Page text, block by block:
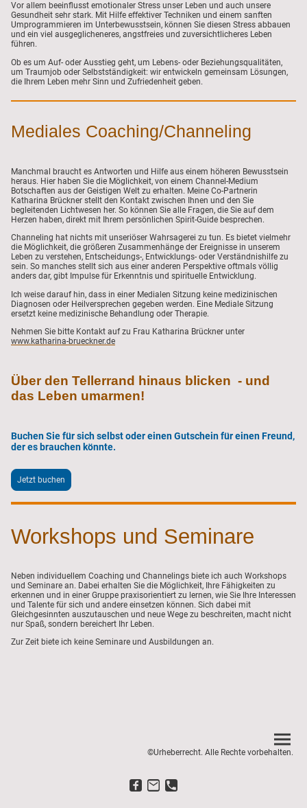
Vor allem beeinflusst emotionaler Stress unser Leben und auch unsere
Gesundheit sehr stark. Mit Hilfe effektiver Techniken und einem sanften
Umprogrammieren im Unterbewusstsein, können Sie diesen Stress abbauen
und ein viel ausgeglicheneres, angstfreies und zuversichtlicheres Leben
führen.
Ob es um Auf- oder Ausstieg geht, um Lebens- oder Beziehungsqualitäten,
um Traumjob oder Selbstständigkeit: wir entwickeln gemeinsam Lösungen,
die Ihrem Leben mehr Sinn und Zufriedenheit geben.
Mediales Coaching/Channeling
Manchmal braucht es Antworten und Hilfe aus einem höheren Bewusstsein
heraus. Hier haben Sie die Möglichkeit, von einem Channel-Medium
Botschaften aus der Geistigen Welt zu erhalten. Meine Co-Partnerin
Katharina Brückner stellt den Kontakt zwischen Ihnen und den Sie
begleitenden Lichtwesen her. So können Sie alle Fragen, die Sie auf dem
Herzen haben, direkt mit Ihrem persönlichen Spirit-Guide besprechen.
Channeling hat nichts mit unseriöser Wahrsagerei zu tun. Es bietet vielmehr
die Möglichkeit, die größeren Zusammenhänge der Ereignisse in unserem
Leben zu verstehen, Entscheidungs-, Entwicklungs- oder Verständnishilfe zu
sein. So manches stellt sich aus einer anderen Perspektive oftmals völlig
anders dar, gibt Impulse für Erkenntnis und spirituelle Entwicklung.
Ich weise darauf hin, dass in einer Medialen Sitzung keine medizinischen
Diagnosen oder Heilversprechen gegeben werden. Eine Mediale Sitzung
ersetzt keine medizinische Behandlung oder Therapie.
Nehmen Sie bitte Kontakt auf zu Frau Katharina Brückner unter
www.katharina-brueckner.de
Über den Tellerrand hinaus blicken - und
das Leben umarmen!
Buchen Sie für sich selbst oder einen Gutschein für einen Freund,
der es brauchen könnte.
Jetzt buchen
Workshops und Seminare
Neben individuellem Coaching und Channelings biete ich auch Workshops
und Seminare an. Dabei erhalten Sie die Möglichkeit, Ihre Fähigkeiten zu
erkennen und in einer Gruppe praxisorientiert zu lernen, wie Sie Ihre Interessen
und Talente für sich und andere einsetzen können. Sich dabei mit
Gleichgesinnten auszutauschen und neue Wege zu beschreiten, macht nicht
nur Spaß, sondern bereichert Ihr Leben.
Zur Zeit biete ich keine Seminare und Ausbildungen an.
©Urheberrecht. Alle Rechte vorbehalten.